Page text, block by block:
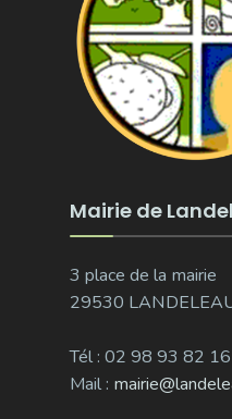
Mairie de
3 place de la mairie
29530
Tél : 02 98 93 82 16
Mail :